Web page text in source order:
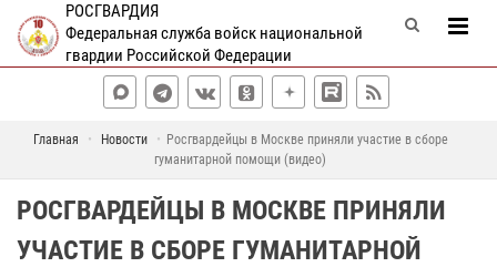
РОСГВАРДИЯ
Федеральная служба войск национальной
гвардии Российской Федерации
Главная Новости
Росгвардейцы в Москве приняли участие в сборе
гуманитарной помощи (видео)
РОСГВАРДЕЙЦЫ В МОСКВЕ ПРИНЯЛИ
УЧАСТИЕ В СБОРЕ ГУМАНИТАРНОЙ